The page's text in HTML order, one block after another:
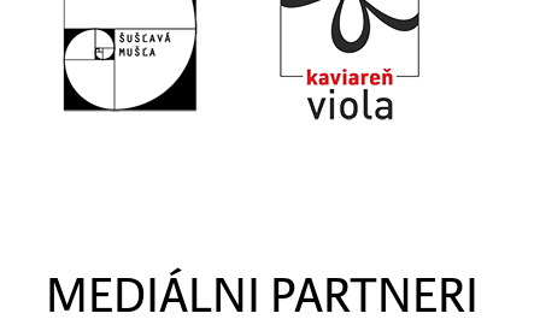
MEDIÁLNI PARTNERI